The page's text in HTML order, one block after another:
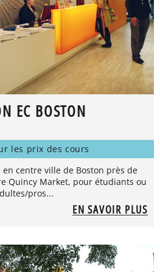
EC BOSTON
les prix des cours
centre ville de Boston près de
Quincy Market, pour étudiants ou
pros...
EN SAVOIR PLUS